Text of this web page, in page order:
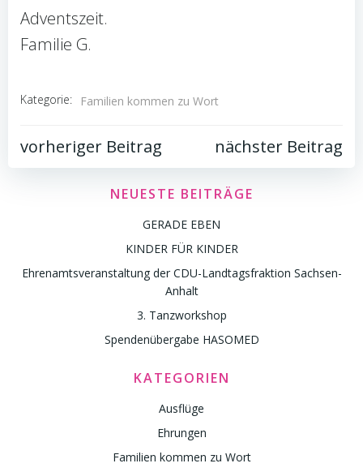
Adventszeit.
Familie G.
Kategorie: Familien kommen zu Wort
Post
navigation
vorheriger Beitrag Post
navigation
nächster Beitrag
NEUESTE BEITRÄGE
GERADE EBEN
KINDER FÜR KINDER
Ehrenamtsveranstaltung der CDU-Landtagsfraktion Sachsen-
Anhalt
3. Tanzworkshop
Spendenübergabe HASOMED
KATEGORIEN
Ausflüge
Ehrungen
Familien kommen zu Wort